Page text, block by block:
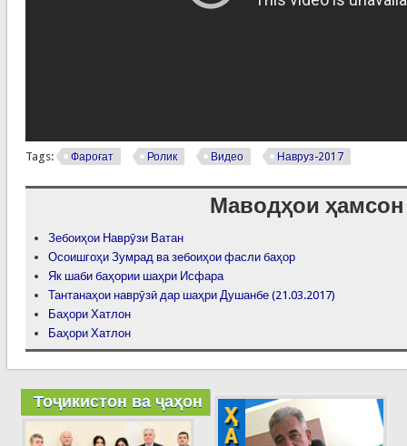
Tags: Фароғат Ролик Видео Навруз-2017
Маводҳои ҳамсон
Зебоиҳои Наврӯзи Ватан
Осоишгоҳи Зумрад ва зебоиҳои фасли баҳор
Як шаби баҳории шаҳри Исфара
Тантанаҳои наврӯзӣ дар шаҳри Душанбе (21.03.2017)
Баҳори Хатлон
Баҳори Хатлон
Тоҷикистон ва ҷаҳон